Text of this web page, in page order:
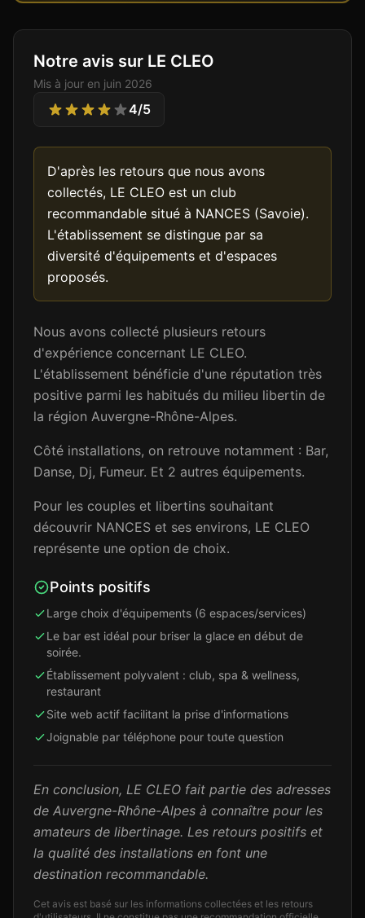
Notre avis sur LE CLEO
Mis à jour en juin 2026
4/5
D'après les retours que nous avons
collectés, LE CLEO est un club
recommandable situé à NANCES (Savoie).
L'établissement se distingue par sa
diversité d'équipements et d'espaces
proposés.
Nous avons collecté plusieurs retours
d'expérience concernant LE CLEO.
L'établissement bénéficie d'une réputation très
positive parmi les habitués du milieu libertin de
la région Auvergne-Rhône-Alpes.
Côté installations, on retrouve notamment : Bar,
Danse, Dj, Fumeur. Et 2 autres équipements.
Pour les couples et libertins souhaitant
découvrir NANCES et ses environs, LE CLEO
représente une option de choix.
Points positifs
Large choix d'équipements (6 espaces/services)
Le bar est idéal pour briser la glace en début de
soirée.
Établissement polyvalent : club, spa & wellness,
restaurant
Site web actif facilitant la prise d'informations
Joignable par téléphone pour toute question
En conclusion, LE CLEO fait partie des adresses
de Auvergne-Rhône-Alpes à connaître pour les
amateurs de libertinage. Les retours positifs et
la qualité des installations en font une
destination recommandable.
Cet avis est basé sur les informations collectées et les retours